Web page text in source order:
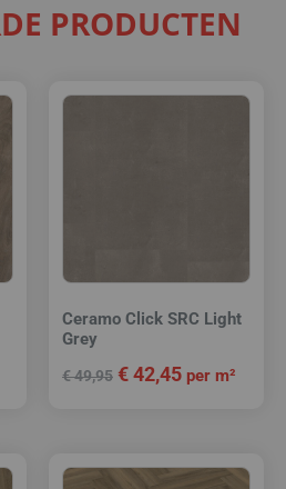
PRODUCTEN
Ceramo Click SRC Light
Grey
€49,95 €42,45 per m²